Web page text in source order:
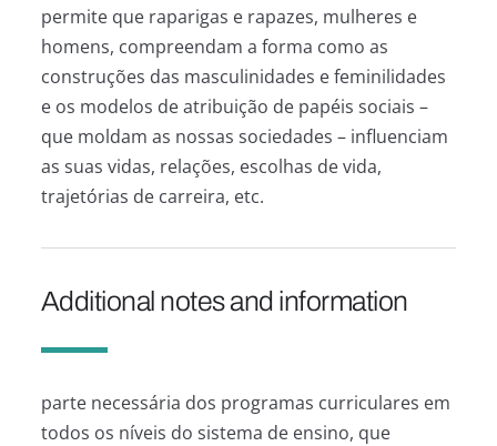
permite que raparigas e rapazes, mulheres e
homens, compreendam a forma como as
construções das masculinidades e feminilidades
e os modelos de atribuição de papéis sociais –
que moldam as nossas sociedades – influenciam
as suas vidas, relações, escolhas de vida,
trajetórias de carreira, etc.
Additional notes and information
parte necessária dos programas curriculares em
todos os níveis do sistema de ensino, que